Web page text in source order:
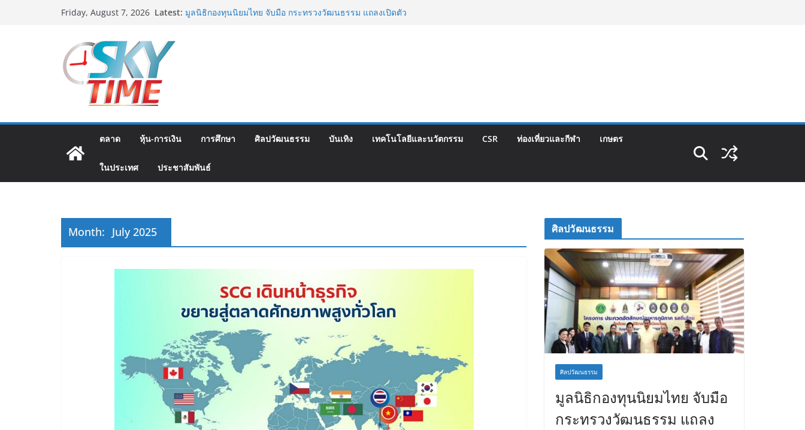
Friday, August 7, 2026 Latest: มูลนิธิกองทุนนิยมไทย จับมือ กระทรวงวัฒนธรรม แถลงเปิดตัว
ส.ค.69 ฮอลล์ 6-8 เมืองทองธานีพบทัพธุรกิจ&แฟรนไชส์ ซัพพลาย
เออร์สินค้า เติมรายได้ช่วยเศรษฐกิจไทย ลดใหญ่กว่า 250 บูธ คาด
เงินสะพัด 220 ลบ.
นัดสุดท้าย
ตลาด หุ้น-การเงิน การศึกษา ศิลปวัฒนธรรม บันเทิง เทคโนโลยีและนวัตกรรม CSR ท่องเที่ยวและกีฬา เกษตร
ในประเทศ ประชาสัมพันธ์
Month: July 2025 ศิลปวัฒนธรรม
ศิลปวัฒนธรรม
มูลนิธิกองทุนนิยมไทย จับมือ
กระทรวงวัฒนธรรม แถลง